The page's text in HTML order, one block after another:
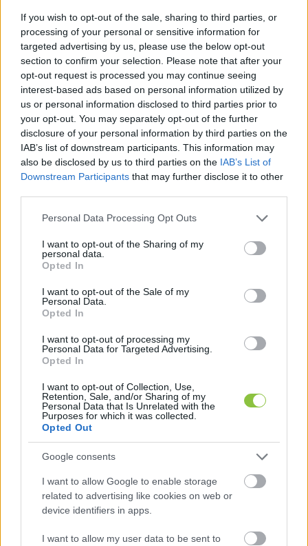
If you wish to opt-out of the sale, sharing to third parties, or
processing of your personal or sensitive information for
targeted advertising by us, please use the below opt-out
section to confirm your selection. Please note that after your
opt-out request is processed you may continue seeing
interest-based ads based on personal information utilized by
us or personal information disclosed to third parties prior to
your opt-out. You may separately opt-out of the further
disclosure of your personal information by third parties on the
IAB’s list of downstream participants. This information may
also be disclosed by us to third parties on the IAB’s List of
Downstream Participants that may further disclose it to other
Please note that this website/app uses one or more Google
not limited to your visit or usage behaviour. You may click to
grant or deny consent to Google and its third-party tags to
use your data for below specified purposes in below Google
consent section.
Personal Data Processing Opt Outs
I want to opt-out of the Sharing of my
personal data.
Opted In
I want to opt-out of the Sale of my
Personal Data.
Opted In
I want to opt-out of processing my
Personal Data for Targeted Advertising.
Opted In
I want to opt-out of Collection, Use,
Retention, Sale, and/or Sharing of my
Personal Data that Is Unrelated with the
Purposes for which it was collected.
Opted Out
Google consents
I want to allow Google to enable storage
related to advertising like cookies on web or
device identifiers in apps.
I want to allow my user data to be sent to
napirendre kerülhet a nyertes ajánlatadók
cseréje, a nyertes szerződések felbontása.
Ehhez az új kabinetnek az elszámoltatáson túl
költségvetési érdeke is fűződik - olvasható a
24.hu cikkében.
veszélyeztetheti a NER-közeliként azonosított
cégek bevételeit és fizetőképességét, ami adott
esetben létszámleépítésekhez is vezethet.
Szakszövetségének (ÉVOSZ) elnöke a portálnak
nyilatkozva arra hívta fel a figyelmet, hogy a
folyamat a fizikai vagy szakmunkákat végző
alvállalkozói/kivitelezői rendszer egészére is
hatással lenne - ez több ezer mikro-, kis- és
középvállalkozást jelent. A közbeszerzések,
folyamatban lévő projektek felülvizsgálata során
előállhat az a helyzet, hogy az alvállalkozók
nem lesznek időben kifizetve.
Az ÉVOSZ-elnök szerint kulcskérdés, hogy a